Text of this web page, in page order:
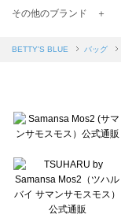
TSUHARU by Samansa
Samansa Mos2 blue（サマ
sō4ū（ソウフォーユー）の
Te chichi（テチチ）のバッ
Te chichi CLASSIC（テチ
Lugnoncure（ルノンキュ
BETTY'S BLUE（べティー
Wpc.（ワールドパーティー
その他のブランド ＋
BETTY'S BLUE バッグ